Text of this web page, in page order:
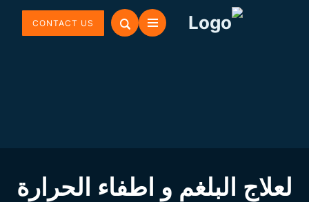
CONTACT US
لعلاج البلغم و اطفاء الحرارة